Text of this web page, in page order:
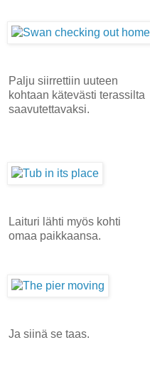
Palju siirrettiin uuteen
kohtaan kätevästi terassilta
saavutettavaksi.
Laituri lähti myös kohti
omaa paikkaansa.
Ja siinä se taas.